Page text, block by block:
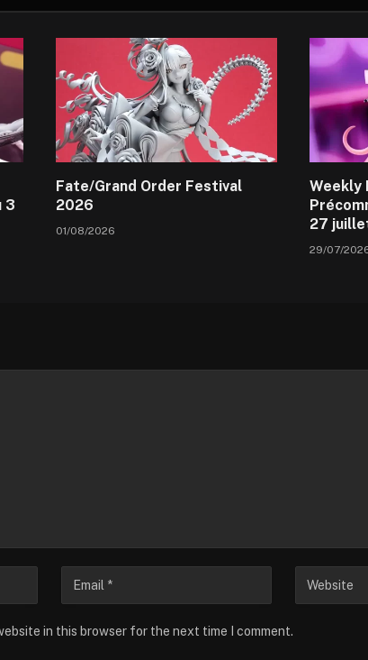
3
Fate/Grand Order Festival
2026
01/08/2026
Weekly
27
29/07/
in this browser for the next time I comment.